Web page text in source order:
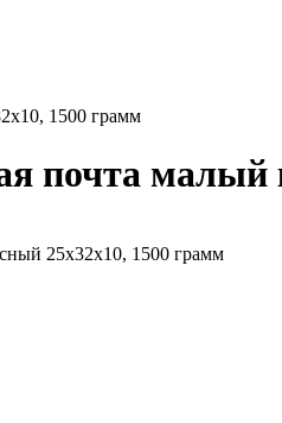
1500 грамм
почта малый